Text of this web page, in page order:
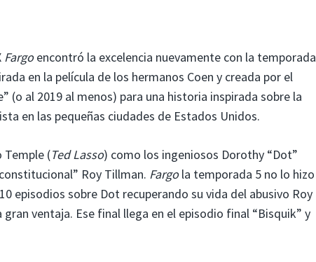
Fargoencontró la excelencia nuevamente con la temporada
en la película de los hermanos Coen y creada por el
(o al 2019 al menos) para una historia inspirada sobre la
en las pequeñas ciudades de Estados Unidos.
Temple (Ted Lasso) como los ingeniosos Dorothy “Dot”
Roy Tillman. Fargola temporada 5 no lo hizo
episodios sobre Dot recuperando su vida del abusivo Roy
ventaja. Ese final llega en el episodio final “Bisquik” y